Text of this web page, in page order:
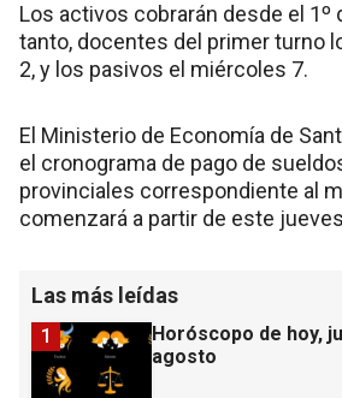
Los activos cobrarán desde el 1º
tanto, docentes del primer turno
2, y los pasivos el miércoles 7.
El Ministerio de Economía de
el cronograma de pago de
provinciales correspondiente al
comenzará a partir de este
Las más leídas
Horóscopo de hoy,
agosto
1